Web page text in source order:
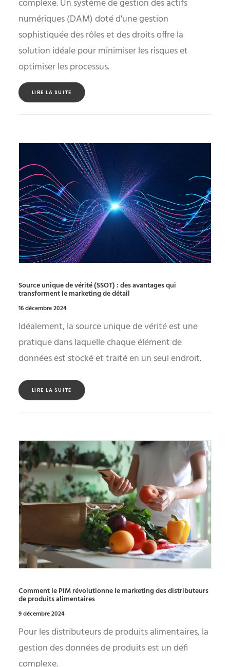
complexe. Un système de gestion des actifs
numériques (DAM) doté d'une gestion
sophistiquée des rôles et des droits offre la
solution idéale pour minimiser les risques et
optimiser les processus.
LIRE LA SUITE
Source unique de vérité (SSOT) : des avantages qui
transforment le marketing de détail
16 décembre 2024
Idéalement, la source unique de vérité est une
pratique dans laquelle chaque élément de
données est stocké et traité en un seul endroit.
LIRE LA SUITE
Comment le PIM révolutionne le marketing des distributeurs
de produits alimentaires
9 décembre 2024
Pour les distributeurs de produits alimentaires, la
gestion des données de produits est un défi